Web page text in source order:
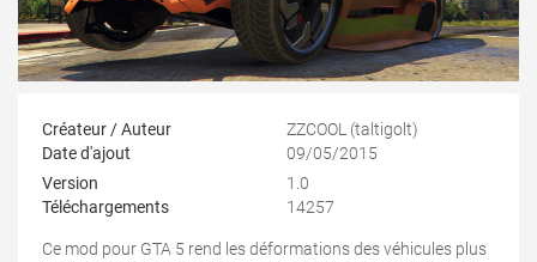
Créateur / Auteur
ZZCOOL (taltigolt)
Date d'ajout
09/05/2015
Version
1.0
Téléchargements
14257
Ce mod pour GTA 5 rend les déformations des véhicules plus